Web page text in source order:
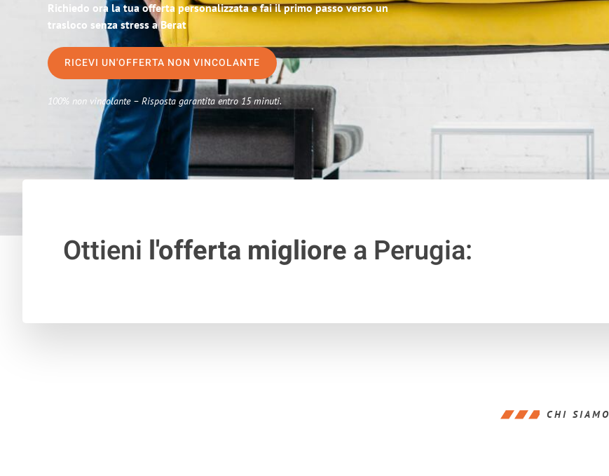
Richiedo ora la tua offerta personalizzata e fai il primo passo verso un
trasloco senza stress a Berat
RICEVI UN'OFFERTA NON VINCOLANTE
100% non vincolante – Risposta garantita entro 15 minuti.
Ottieni l'offerta migliorea Perugia:
CHI SIAMO